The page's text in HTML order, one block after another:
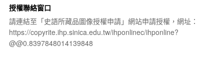
授權聯絡窗口
請連結至「史語所藏品圖像授權申請」網站申請授權，網址：
https://copyrite.ihp.sinica.edu.tw/ihponlinec/ihponline?
@@0.8397848014139848